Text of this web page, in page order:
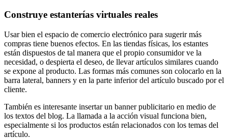
Construye estanterías virtuales reales
Usar bien el espacio de comercio electrónico para sugerir más
compras tiene buenos efectos. En las tiendas físicas, los estantes
están dispuestos de tal manera que el propio consumidor ve la
necesidad, o despierta el deseo, de llevar artículos similares cuando
se expone al producto. Las formas más comunes son colocarlo en la
barra lateral, banners y en la parte inferior del artículo buscado por el
cliente.
También es interesante insertar un banner publicitario en medio de
los textos del blog. La llamada a la acción visual funciona bien,
especialmente si los productos están relacionados con los temas del
artículo.